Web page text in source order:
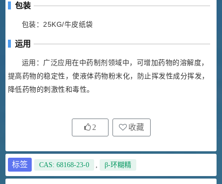
包装
包装：25KG/牛皮纸袋
运用
运用：广泛应用在中药制剂领域中，可增加药物的溶解度，
提高药物的稳定性，使液体药物粉末化，防止挥发性成分挥发，
降低药物的刺激性和毒性。
2 收藏
标签 CAS: 68168-23-0 , β-环糊精